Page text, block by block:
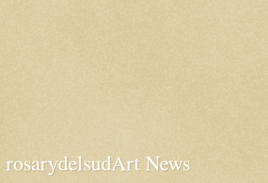
rosarydelsudArt News